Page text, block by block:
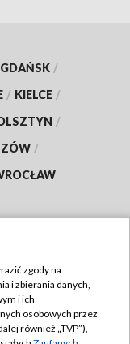
GDAŃSK /
/ KIELCE /
/
/
zgody na
i zbierania danych,
i ich
osobowych przez
również „TVP”),